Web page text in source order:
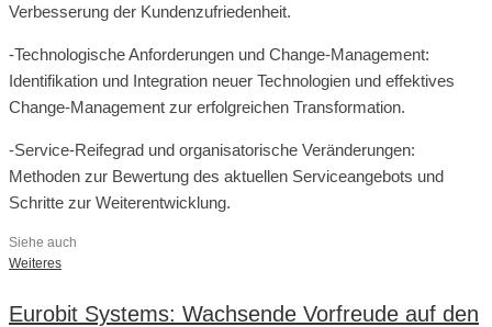
Verbesserung der Kundenzufriedenheit.
-Technologische Anforderungen und Change-Management:
Identifikation und Integration neuer Technologien und effektives
Change-Management zur erfolgreichen Transformation.
-Service-Reifegrad und organisatorische Veränderungen:
Methoden zur Bewertung des aktuellen Serviceangebots und
Schritte zur Weiterentwicklung.
Siehe auch
Weiteres
Eurobit Systems: Wachsende Vorfreude auf den